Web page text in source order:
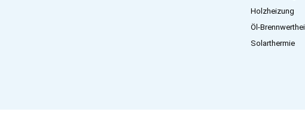
Holzheizung
Öl-
Solarthermie